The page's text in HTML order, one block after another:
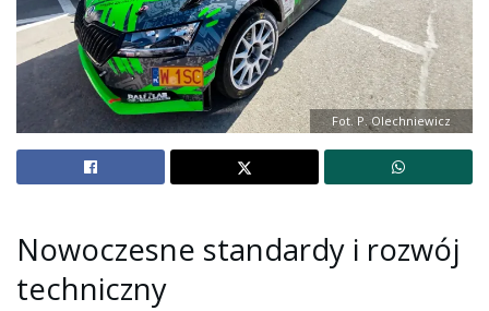
Fot. P. Olechniewicz
Nowoczesne standardy i rozwój
techniczny